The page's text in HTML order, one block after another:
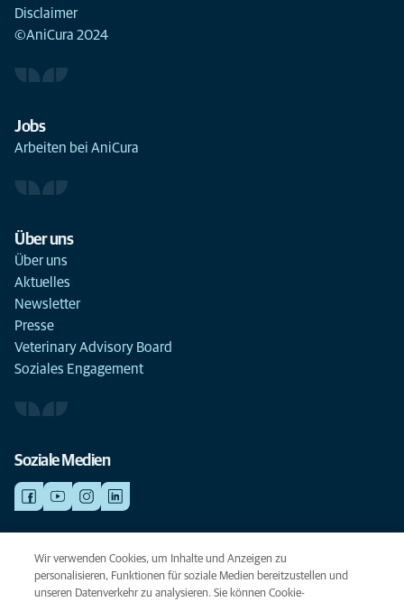
Disclaimer
©AniCura 2024
Jobs
Arbeiten bei AniCura
Über uns
Über uns
Aktuelles
Newsletter
Presse
Veterinary Advisory Board
Soziales Engagement
Soziale Medien
NOTDIENSTE
Finden Sie hier Standorte mit Notfall-Service. Weil Ihr Tier die beste
Versorgung verdient.
Wir verwenden Cookies, um Inhalte und Anzeigen zu
personalisieren, Funktionen für soziale Medien bereitzustellen und
unseren Datenverkehr zu analysieren. Sie können Cookie-